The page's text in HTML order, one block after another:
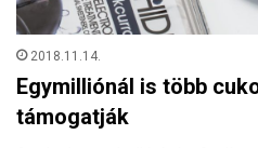
2018.11.14.
Egymilliónál is több
támogatják